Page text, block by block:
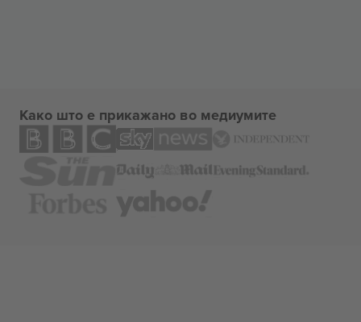
Како што е прикажано во медиумите